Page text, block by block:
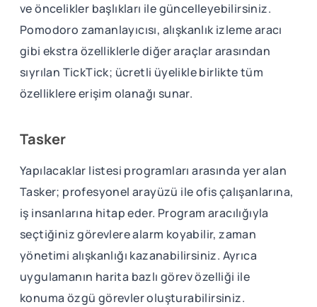
ve öncelikler başlıkları ile güncelleyebilirsiniz.
Pomodoro zamanlayıcısı, alışkanlık izleme aracı
gibi ekstra özelliklerle diğer araçlar arasından
sıyrılan TickTick; ücretli üyelikle birlikte tüm
özelliklere erişim olanağı sunar.
Tasker
Yapılacaklar listesi programları arasında yer alan
Tasker; profesyonel arayüzü ile ofis çalışanlarına,
iş insanlarına hitap eder. Program aracılığıyla
seçtiğiniz görevlere alarm koyabilir, zaman
yönetimi alışkanlığı kazanabilirsiniz. Ayrıca
uygulamanın harita bazlı görev özelliği ile
konuma özgü görevler oluşturabilirsiniz.